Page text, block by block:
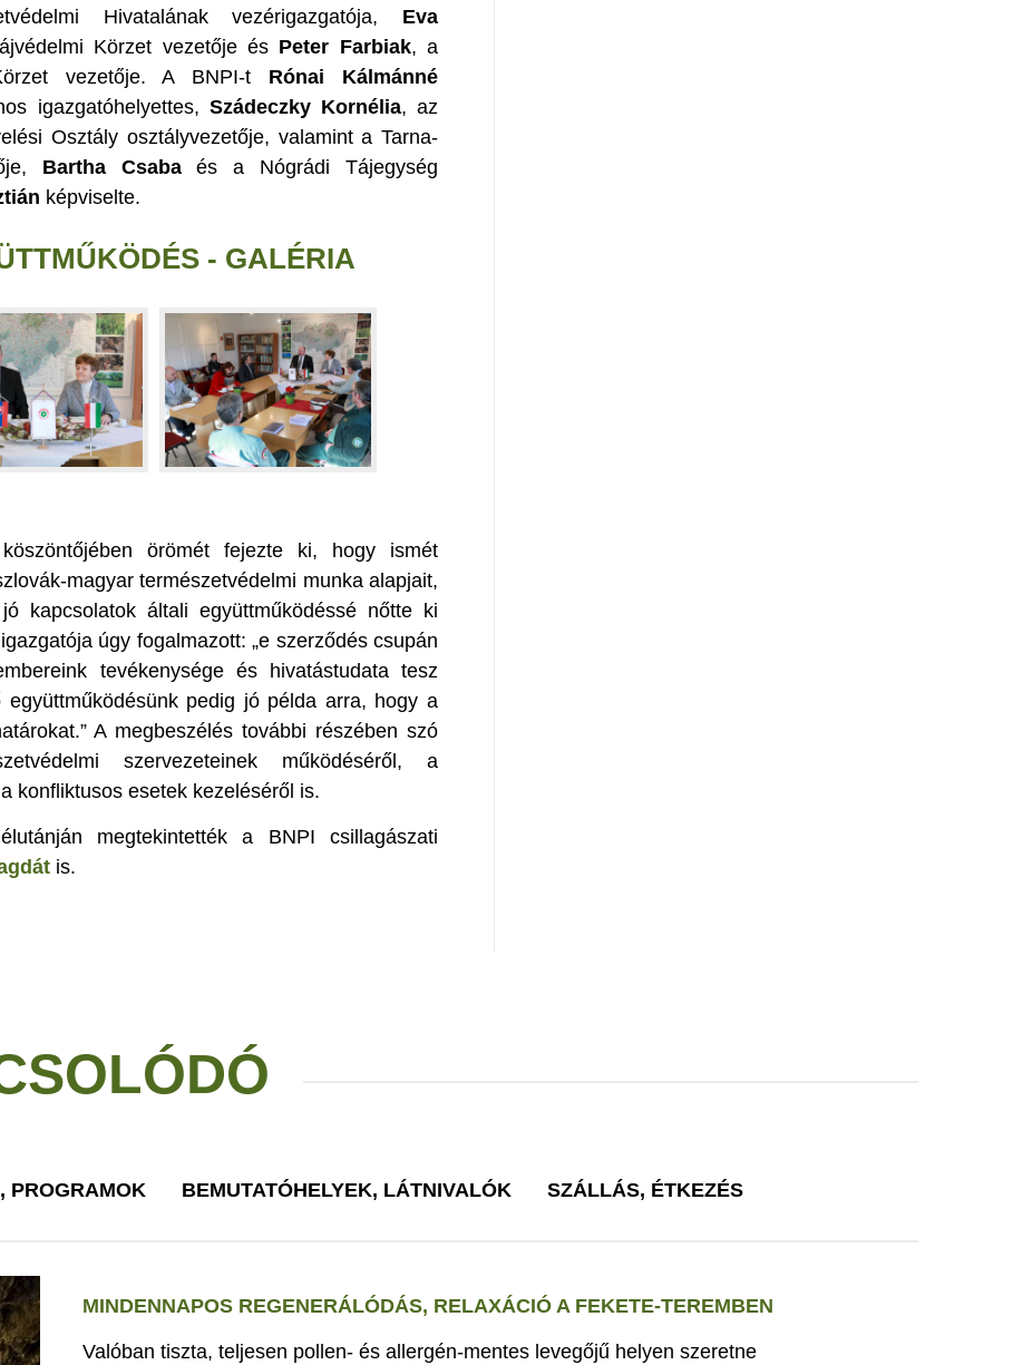
Hivatalának vezérigazgatója, Eva
Körzet vezetője és Peter Farbiak, a
vezetője. A BNPI-t Rónai Kálmánné
igazgatóhelyettes, Szádeczky Kornélia, az
Osztály osztályvezetője, valamint a Tarna-
Bartha Csabaés a Nógrádi Tájegység
képviselte.
- GALÉRIA
örömét fejezte ki, hogy ismét
magyar természetvédelmi munka alapjait,
kapcsolatok általi együttműködéssé nőtte ki
úgy fogalmazott: „e szerződés csupán
tevékenysége és hivatástudata tesz
együttműködésünk pedig jó példa arra, hogy a
A megbeszélés további részében szó
szervezeteinek működéséről, a
konfliktusos esetek kezeléséről is.
megtekintették a BNPI csillagászati
is.
PROGRAMOK BEMUTATÓHELYEK, LÁTNIVALÓK SZÁLLÁS, ÉTKEZÉS
MINDENNAPOS REGENERÁLÓDÁS, RELAXÁCIÓ A FEKETE-TEREMBEN
Valóban tiszta, teljesen pollen- és allergén-mentes levegőjű helyen szeretne